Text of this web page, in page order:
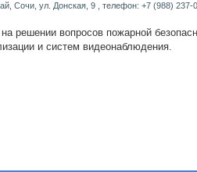
Сочи, ул. Донская, 9 , телефон: +7 (988)
решении вопросов пожарной
и систем видеонаблюдения.